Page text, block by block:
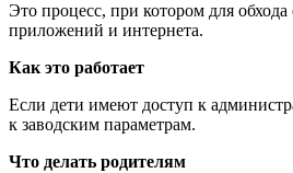
Это процесс, при котором для
приложений и интернета.
Как это работает
Если дети имеют доступ к
к заводским параметрам.
Что делать родителям